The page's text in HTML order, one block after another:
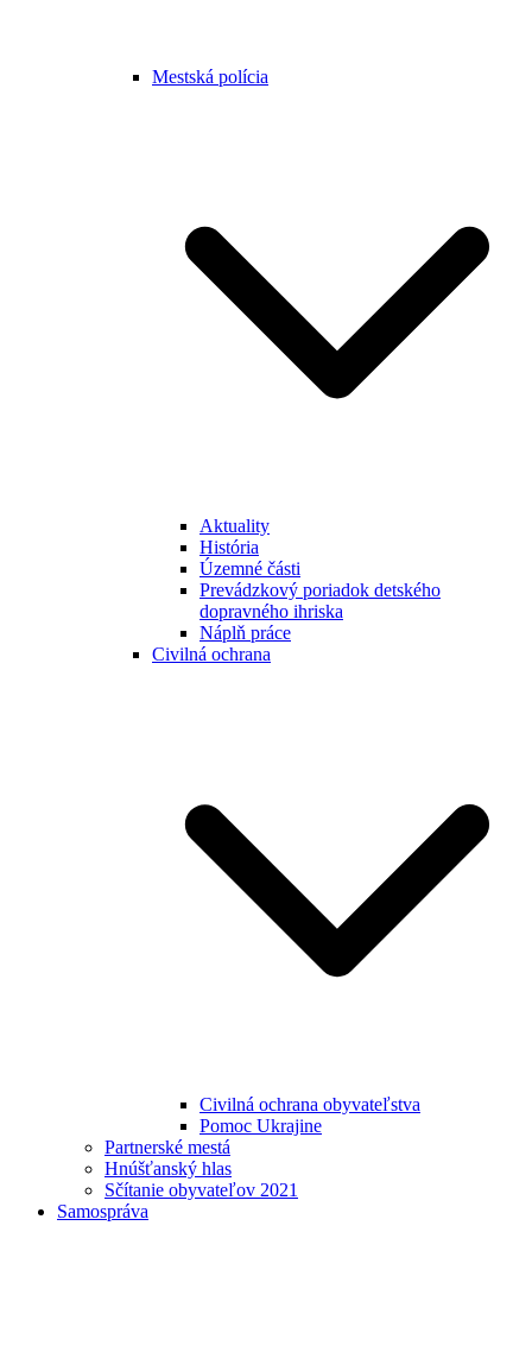
Mestská polícia
Aktuality
História
Územné části
Prevádzkový poriadok detského
dopravného ihriska
Náplň práce
Civilná ochrana
Civilná ochrana obyvateľstva
Pomoc Ukrajine
Partnerské mestá
Hnúšťanský hlas
Sčítanie obyvateľov 2021
Samospráva